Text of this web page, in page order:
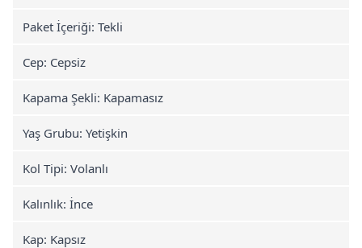
Paket İçeriği: Tekli
Cep: Cepsiz
Kapama Şekli: Kapamasız
Yaş Grubu: Yetişkin
Kol Tipi: Volanlı
Kalınlık: İnce
Kap: Kapsız